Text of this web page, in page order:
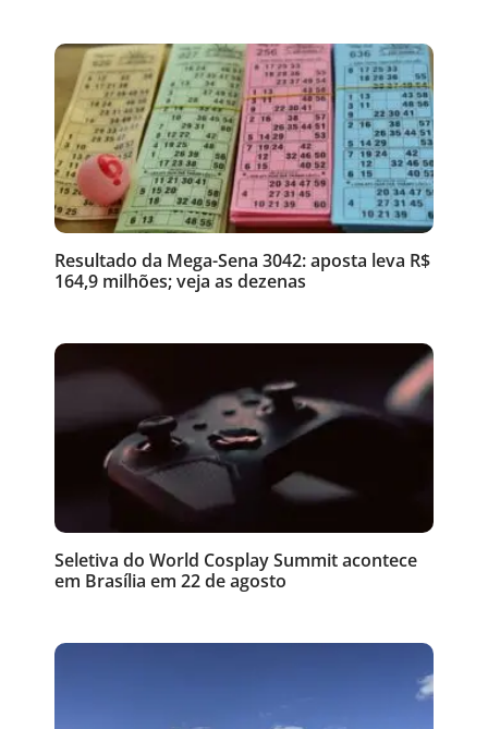
Resultado da Mega-Sena 3042: aposta leva R$
164,9 milhões; veja as dezenas
Seletiva do World Cosplay Summit acontece
em Brasília em 22 de agosto